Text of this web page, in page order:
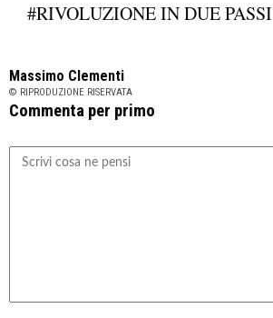
#RIVOLUZIONE IN DUE PASSI
Massimo Clementi
© RIPRODUZIONE RISERVATA
Commenta per primo